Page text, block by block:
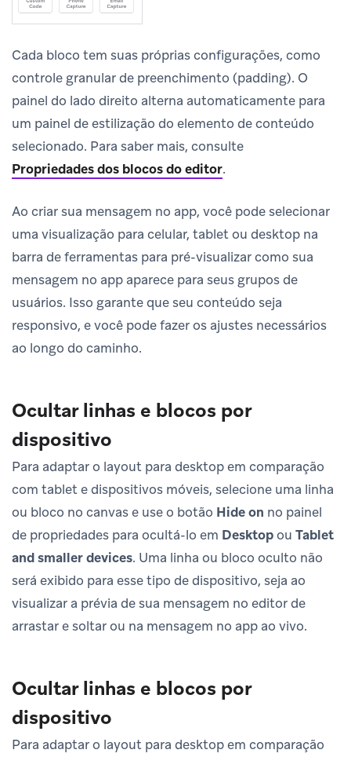
Cada bloco tem suas próprias configurações, como
controle granular de preenchimento (padding). O
painel do lado direito alterna automaticamente para
um painel de estilização do elemento de conteúdo
selecionado. Para saber mais, consulte
Propriedades dos blocos do editor.
Ao criar sua mensagem no app, você pode selecionar
uma visualização para celular, tablet ou desktop na
barra de ferramentas para pré-visualizar como sua
mensagem no app aparece para seus grupos de
usuários. Isso garante que seu conteúdo seja
responsivo, e você pode fazer os ajustes necessários
ao longo do caminho.
Ocultar linhas e blocos por
dispositivo
Para adaptar o layout para desktop em comparação
com tablet e dispositivos móveis, selecione uma linha
ou bloco no canvas e use o botão Hide on no painel
de propriedades para ocultá-lo em Desktopou Tablet
and smaller devices. Uma linha ou bloco oculto não
será exibido para esse tipo de dispositivo, seja ao
visualizar a prévia de sua mensagem no editor de
arrastar e soltar ou na mensagem no app ao vivo.
Ocultar linhas e blocos por
dispositivo
Para adaptar o layout para desktop em comparação